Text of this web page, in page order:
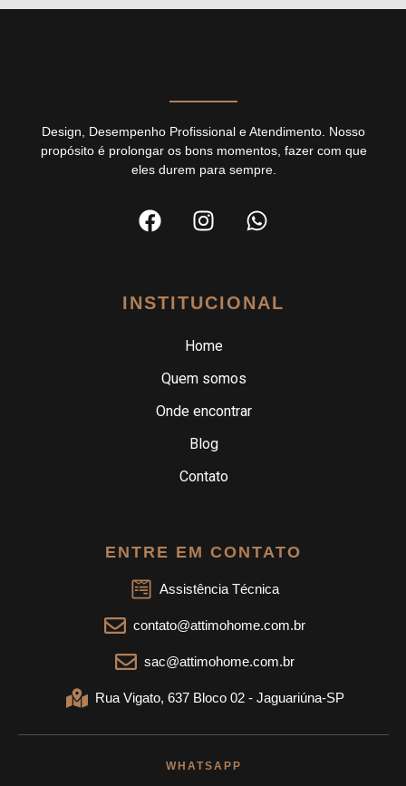
Design, Desempenho Profissional e Atendimento. Nosso
propósito é prolongar os bons momentos, fazer com que
eles durem para sempre.
INSTITUCIONAL
Home
Quem somos
Onde encontrar
Blog
Contato
ENTRE EM CONTATO
Assistência Técnica
contato@attimohome.com.br
sac@attimohome.com.br
Rua Vigato, 637 Bloco 02 - Jaguariúna-SP
WHATSAPP